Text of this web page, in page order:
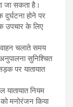
जा सकता है।
होने पर
उपचार के लिए
वाहन चलाते समय
सुनिश्चित
पर यातायात
यातायात नियम
मनोरंजन किया